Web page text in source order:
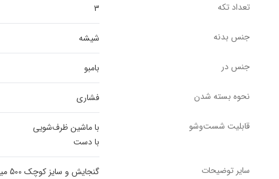
تعداد تکه 3
جنس بدنه شیشه
جنس در بامبو
نحوه بسته شدن فشاری
قابلیت شست‌وشو
با ماشین ظرف‌شویی
با دست
سایر توضیحات گنجایش و سایز کوچک 500 میلی لیتر10.10و متوسط10.12 و حجم 600 و بزرگ 10.15حجم 900 میلی لیتر